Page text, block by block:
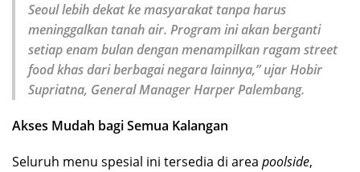
Seoul lebih dekat ke masyarakat tanpa harus
meninggalkan tanah air. Program ini akan berganti
setiap enam bulan dengan menampilkan ragam street
food khas dari berbagai negara lainnya,” ujar Hobir
Supriatna, General Manager Harper Palembang.
Akses Mudah bagi Semua Kalangan
Seluruh menu spesial ini tersedia di area poolside,